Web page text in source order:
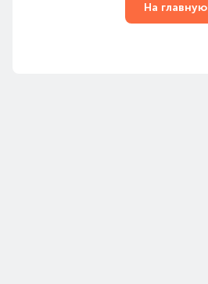
На главную